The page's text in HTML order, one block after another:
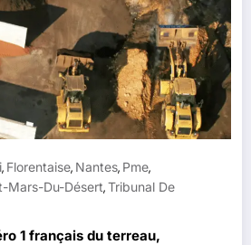
, Florentaise, Nantes, Pme,
Mars-Du-Désert,Tribunal De
1 français du terreau,